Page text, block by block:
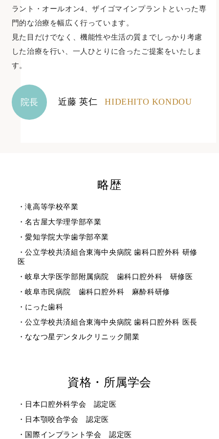
ラント・オールオン4、ザイゴマインプラントといった専
門的な治療を幅広く行っています。
見た目だけでなく、機能性や生活の質までしっかり考慮
した治療を行い、一人ひとりに合ったご提案をいたしま
す。
院長 近藤 英仁 HIDEHITO KONDOU
略歴
・滝高等学校卒業
・名古屋大学理学部卒業
・愛知学院大学歯学部卒業
・公立学校共済組合東海中央病院 歯科口腔外科 研修
医
・岐阜大学医学部附属病院 歯科口腔外科 研修医
・岐阜市民病院 歯科口腔外科 麻酔科研修
・にった歯科
・公立学校共済組合東海中央病院 歯科口腔外科 医長
・ななつ星デンタルクリニック開業
資格・所属学会
・日本口腔外科学会 認定医
・日本顎咬合学会 認定医
・国際インプラント学会 認定医